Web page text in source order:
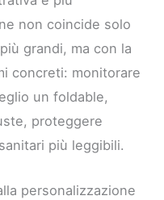
non coincide solo
grandi, ma con la
concreti: monitorare
un foldable,
proteggere
più leggibili.
personalizzazione